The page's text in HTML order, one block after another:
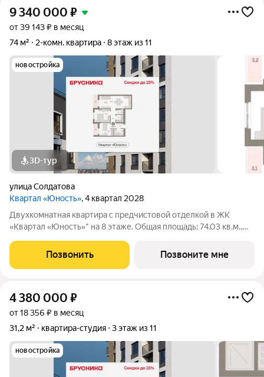
9 340 000 ₽
от 39 143 ₽ в месяц
74 м²
2-комн. квартира 8 этаж из 11
новостройка
3D-тур
улица Солдатова
Квартал «Юность», 4 квартал 2028
Двухкомнатная квартира с предчистовой отделкой в ЖК
«Квартал «Юность»" на 8 этаже. Общая площадь: 74.03 кв.м.,
кв.м. Высота потолков 2.7 м. Квартира с кухней-гостиной и
двумя спальнями в
Позвонить Позвоните мне
4 380 000 ₽
от 18 356 ₽ в месяц
31,2 м²
квартира-студия 3 этаж из 11
новостройка